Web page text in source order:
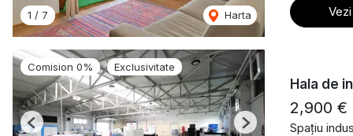
1 / 7 Harta
Comision 0% Exclusivitate
Previous Next
Hala de
2,900 €
Spațiu